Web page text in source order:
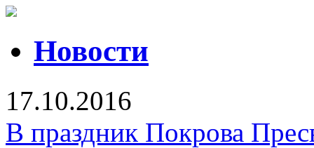
Новости
17.10.2016
В праздник Покрова